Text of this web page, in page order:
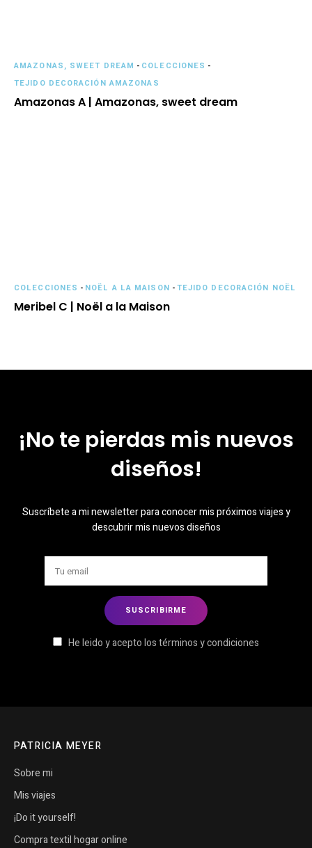
AMAZONAS, SWEET DREAM - COLECCIONES -
TEJIDO DECORACIÓN AMAZONAS
Amazonas A | Amazonas, sweet dream
COLECCIONES - NOËL A LA MAISON -TEJIDO DECORACIÓN NOËL
Meribel C | Noël a la Maison
¡No te pierdas mis nuevos
diseños!
Suscríbete a mi newsletter para conocer mis próximos viajes y
descubrir mis nuevos diseños
He leido y acepto los términos y condiciones
PATRICIA MEYER
Sobre mi
Mis viajes
¡Do it yourself!
Compra textil hogar online